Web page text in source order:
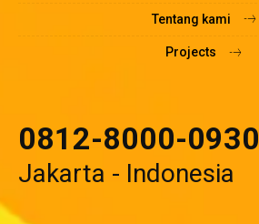
Tentang kami
Projects
0812-8000-0930
Jakarta - Indonesia